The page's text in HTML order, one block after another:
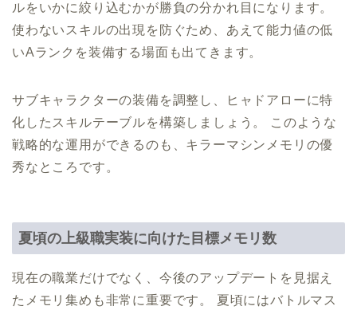
ルをいかに絞り込むかが勝負の分かれ目になります。
使わないスキルの出現を防ぐため、あえて能力値の低
いAランクを装備する場面も出てきます。
サブキャラクターの装備を調整し、ヒャドアローに特
化したスキルテーブルを構築しましょう。 このような
戦略的な運用ができるのも、キラーマシンメモリの優
秀なところです。
夏頃の上級職実装に向けた目標メモリ数
現在の職業だけでなく、今後のアップデートを見据え
たメモリ集めも非常に重要です。 夏頃にはバトルマス